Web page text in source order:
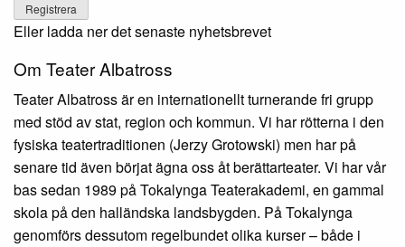
Eller ladda ner det senaste nyhetsbrevet
Om Teater Albatross
Teater Albatross är en internationellt turnerande fri grupp
med stöd av stat, region och kommun. Vi har rötterna i den
fysiska teatertraditionen (Jerzy Grotowski) men har på
senare tid även börjat ägna oss åt berättarteater. Vi har vår
bas sedan 1989 på Tokalynga Teaterakademi, en gammal
skola på den halländska landsbygden. På Tokalynga
genomförs dessutom regelbundet olika kurser – både i